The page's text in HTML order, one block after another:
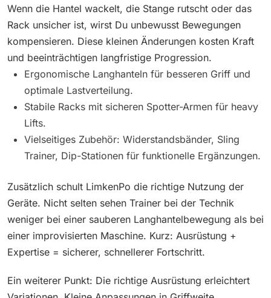
Wenn die Hantel wackelt, die Stange rutscht oder das
Rack unsicher ist, wirst Du unbewusst Bewegungen
kompensieren. Diese kleinen Änderungen kosten Kraft
und beeinträchtigen langfristige Progression.
Ergonomische Langhanteln für besseren Griff und
optimale Lastverteilung.
Stabile Racks mit sicheren Spotter-Armen für heavy
Lifts.
Vielseitiges Zubehör: Widerstandsbänder, Sling
Trainer, Dip-Stationen für funktionelle Ergänzungen.
Zusätzlich schult LimkenPo die richtige Nutzung der
Geräte. Nicht selten sehen Trainer bei der Technik
weniger bei einer sauberen Langhantelbewegung als bei
einer improvisierten Maschine. Kurz: Ausrüstung +
Expertise = sicherer, schnellerer Fortschritt.
Ein weiterer Punkt: Die richtige Ausrüstung erleichtert